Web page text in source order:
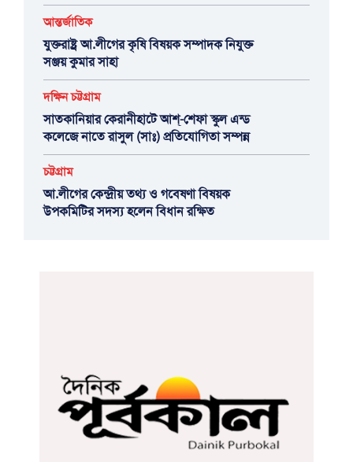
আন্তর্জাতিক
যুক্তরাষ্ট্র আ.লীগের কৃষি বিষয়ক সম্পাদক নিযুক্ত
সঞ্জয় কুমার সাহা
দক্ষিন চট্টগ্রাম
সাতকানিয়ার কেরানীহাটে আশ্-শেফা স্কুল এন্ড
কলেজে নাতে রাসুল (সাঃ) প্রতিযোগিতা সম্পন্ন
চট্টগ্রাম
আ.লীগের কেন্দ্রীয় তথ্য ও গবেষণা বিষয়ক
উপকমিটির সদস্য হলেন বিধান রক্ষিত